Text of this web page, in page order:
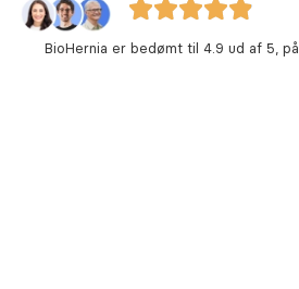
BioHernia er bedømt til 4.9 ud af 5, på